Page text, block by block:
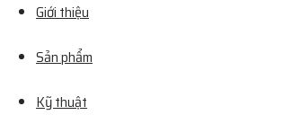
Giới thiệu
Sản phẩm
Kỹ thuật